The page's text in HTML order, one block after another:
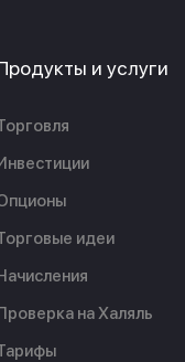
и услуги
идеи
на Халяль